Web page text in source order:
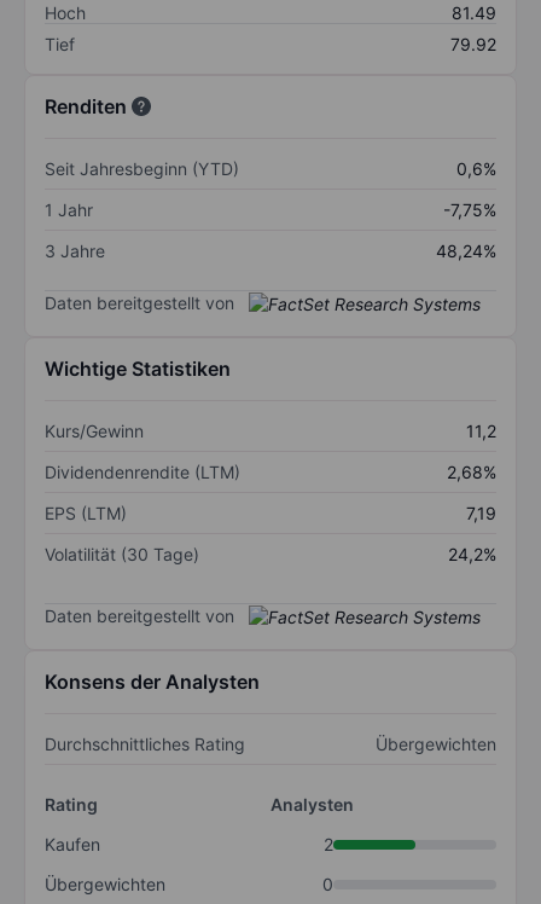
Hoch
81.49
Tief
79.92
Renditen
Seit Jahresbeginn (YTD)
0,6%
1 Jahr
-7,75%
3 Jahre
48,24%
Daten bereitgestellt von
Wichtige Statistiken
Kurs/Gewinn
11,2
Dividendenrendite (LTM)
2,68%
EPS (LTM)
7,19
Volatilität (30 Tage)
24,2%
Daten bereitgestellt von
Konsens der Analysten
Durchschnittliches Rating Übergewichten
Rating
Analysten
Kaufen
2
Übergewichten
0